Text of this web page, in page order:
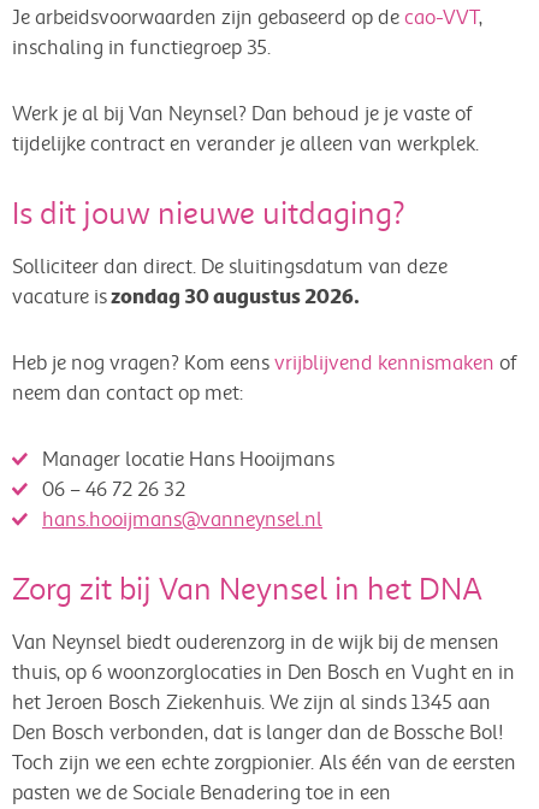
Je arbeidsvoorwaarden zijn gebaseerd op decao-VVT,
inschaling in functiegroep 35.
Werk je al bij Van Neynsel? Dan behoud je je vaste of
tijdelijke contract en verander je alleen van werkplek.
Is dit jouw nieuwe uitdaging?
Solliciteer dan direct. De sluitingsdatum van deze
vacature iszondag 30 augustus 2026.
Heb je nog vragen? Kom eensvrijblijvend kennismaken of
neem dan contact op met:
Manager locatie Hans Hooijmans
06 – 46 72 26 32
hans.hooijmans@vanneynsel.nl
Zorg zit bij Van Neynsel in het DNA
Van Neynsel biedt ouderenzorg in de wijk bij de mensen
thuis, op 6 woonzorglocaties in Den Bosch en Vught en in
het Jeroen Bosch Ziekenhuis. We zijn al sinds 1345 aan
Den Bosch verbonden, dat is langer dan de Bossche Bol!
Toch zijn we een echte zorgpionier. Als één van de eersten
pasten we de Sociale Benadering toe in een